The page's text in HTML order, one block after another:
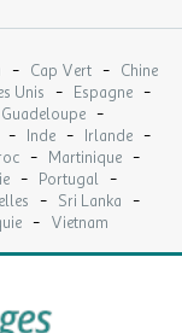
- Cap Vert - Chine
Unis - Espagne -
Guadeloupe -
- Inde - Irlande -
- Martinique -
- Portugal -
- Sri Lanka -
- Vietnam